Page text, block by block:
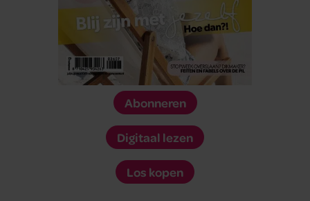
Abonneren
Digitaal lezen
Los kopen